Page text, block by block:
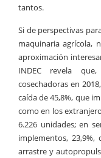
tantos.
Si de perspectivas
maquinaria agrícola,
aproximación
INDEC revela
cosechadoras en
caída de 45,8%, que
como en los
6.226 unidades; en
implementos,
arrastre y